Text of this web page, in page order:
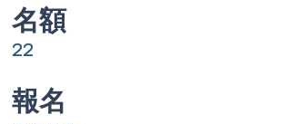
​名額
22
報名